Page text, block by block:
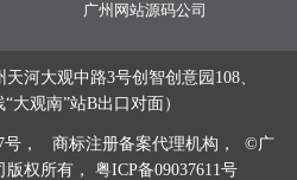
广州网站源码公司
河大观中路3号创智创意园108、
大观南”站B出口对面）
，
商标注册备案代理机构， ©广
权所有， 粤ICP备09037611号